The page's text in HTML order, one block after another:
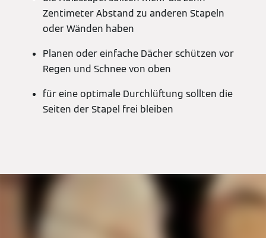
Zentimeter Abstand zu anderen Stapeln
oder Wänden haben
Planen oder einfache Dächer schützen vor
Regen und Schnee von oben
für eine optimale Durchlüftung sollten die
Seiten der Stapel frei bleiben